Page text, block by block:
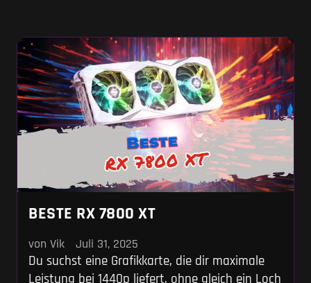
BESTE RX 7800 XT
von Vik Juli 31, 2025
Du suchst eine Grafikkarte, die dir maximale
Leistung bei 1440p liefert, ohne gleich ein Loch